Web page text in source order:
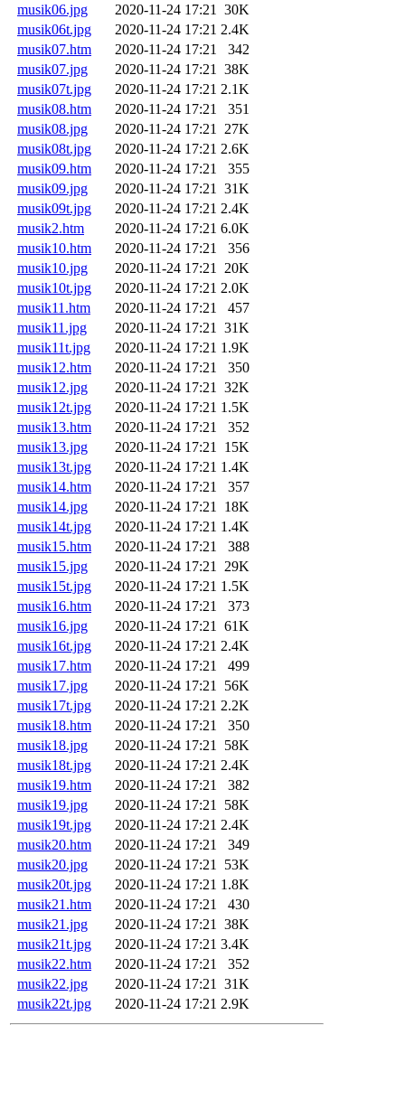
musik06.jpg
2020-11-24 17:21
30K
musik06t.jpg
2020-11-24 17:21 2.4K
musik07.htm
2020-11-24 17:21
342
musik07.jpg
2020-11-24 17:21
38K
musik07t.jpg
2020-11-24 17:21 2.1K
musik08.htm
2020-11-24 17:21
351
musik08.jpg
2020-11-24 17:21
27K
musik08t.jpg
2020-11-24 17:21 2.6K
musik09.htm
2020-11-24 17:21
355
musik09.jpg
2020-11-24 17:21
31K
musik09t.jpg
2020-11-24 17:21 2.4K
musik2.htm
2020-11-24 17:21 6.0K
musik10.htm
2020-11-24 17:21
356
musik10.jpg
2020-11-24 17:21
20K
musik10t.jpg
2020-11-24 17:21 2.0K
musik11.htm
2020-11-24 17:21
457
musik11.jpg
2020-11-24 17:21
31K
musik11t.jpg
2020-11-24 17:21 1.9K
musik12.htm
2020-11-24 17:21
350
musik12.jpg
2020-11-24 17:21
32K
musik12t.jpg
2020-11-24 17:21 1.5K
musik13.htm
2020-11-24 17:21
352
musik13.jpg
2020-11-24 17:21
15K
musik13t.jpg
2020-11-24 17:21 1.4K
musik14.htm
2020-11-24 17:21
357
musik14.jpg
2020-11-24 17:21
18K
musik14t.jpg
2020-11-24 17:21 1.4K
musik15.htm
2020-11-24 17:21
388
musik15.jpg
2020-11-24 17:21
29K
musik15t.jpg
2020-11-24 17:21 1.5K
musik16.htm
2020-11-24 17:21
373
musik16.jpg
2020-11-24 17:21
61K
musik16t.jpg
2020-11-24 17:21 2.4K
musik17.htm
2020-11-24 17:21
499
musik17.jpg
2020-11-24 17:21
56K
musik17t.jpg
2020-11-24 17:21 2.2K
musik18.htm
2020-11-24 17:21
350
musik18.jpg
2020-11-24 17:21
58K
musik18t.jpg
2020-11-24 17:21 2.4K
musik19.htm
2020-11-24 17:21
382
musik19.jpg
2020-11-24 17:21
58K
musik19t.jpg
2020-11-24 17:21 2.4K
musik20.htm
2020-11-24 17:21
349
musik20.jpg
2020-11-24 17:21
53K
musik20t.jpg
2020-11-24 17:21 1.8K
musik21.htm
2020-11-24 17:21
430
musik21.jpg
2020-11-24 17:21
38K
musik21t.jpg
2020-11-24 17:21 3.4K
musik22.htm
2020-11-24 17:21
352
musik22.jpg
2020-11-24 17:21
31K
musik22t.jpg
2020-11-24 17:21 2.9K